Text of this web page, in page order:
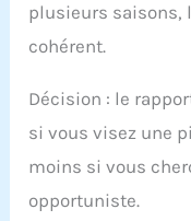
plusieurs saisons,
cohérent.
Décision : le
si vous visez une
moins si vous
opportuniste.